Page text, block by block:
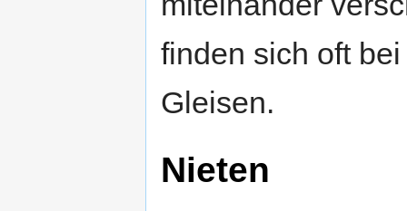
finden sich oft
Gleisen.
Nieten